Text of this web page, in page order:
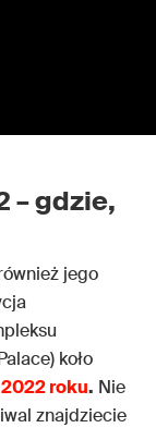
– gdzie,
jego
koło
roku. Nie
znajdziecie